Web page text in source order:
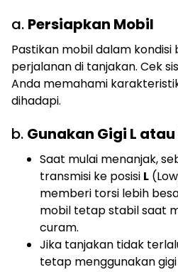
a. Persiapkan Mobil
Pastikan mobil dalam
perjalanan di tanjakan. Cek
Anda memahami
dihadapi.
b. Gunakan Gigi L
Saat mulai menanjak,
transmisi ke posisi L
memberi torsi lebih
mobil tetap stabil saat
curam.
Jika tanjakan tidak
tetap menggunakan gigi